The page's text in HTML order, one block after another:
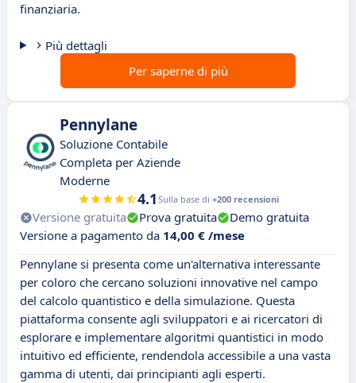
finanziaria.
Più dettagli
Per saperne di più
Pennylane
Soluzione Contabile
Completa per Aziende
Moderne
4.1 Sulla base di +200 recensioni
Versione gratuita Prova gratuita
Demo gratuita
Versione a pagamento da 14,00 € /mese
Pennylane si presenta come un'alternativa interessante
per coloro che cercano soluzioni innovative nel campo
del calcolo quantistico e della simulazione. Questa
piattaforma consente agli sviluppatori e ai ricercatori di
esplorare e implementare algoritmi quantistici in modo
intuitivo ed efficiente, rendendola accessibile a una vasta
gamma di utenti, dai principianti agli esperti.